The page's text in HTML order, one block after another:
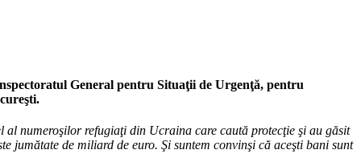
General pentru Situaţii de Urgenţă, pentru
numeroşilor refugiaţi din Ucraina care caută protecţie şi au găsit
jumătate de miliard de euro. Şi suntem convinşi că aceşti bani sunt